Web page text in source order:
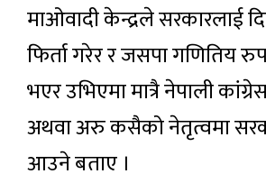
माओवादी केन्द्रले सरकारलाई
फिर्ता गरेर र जसपा गणितिय
भएर उभिएमा मात्रै नेपाली
अथवा अरु कसैको नेतृत्वमा
आउने बताए ।